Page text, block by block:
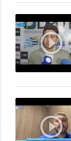
play_circle_outline
play_circle_outline